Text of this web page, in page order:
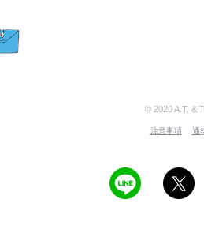
© 2020 A.T. &
注意事項 通